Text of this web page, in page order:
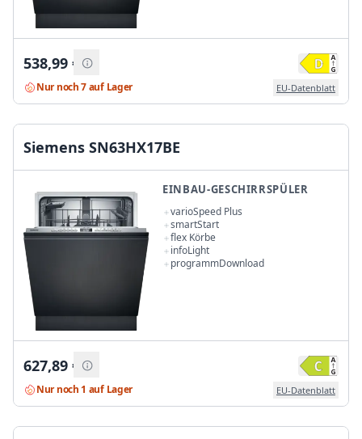
538,99 €
Nur noch 7 auf Lager EU-Datenblatt
Siemens SN63HX17BE
EINBAU-GESCHIRRSPÜLER
varioSpeed Plus
smartStart
flex Körbe
infoLight
programmDownload
627,89 €
Nur noch 1 auf Lager EU-Datenblatt